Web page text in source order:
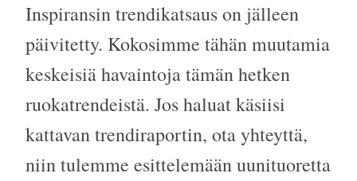
Inspiransin trendikatsaus on jälleen
päivitetty. Kokosimme tähän muutamia
keskeisiä havaintoja tämän hetken
ruokatrendeistä. Jos haluat käsiisi
kattavan trendiraportin, ota yhteyttä,
niin tulemme esittelemään uunituoretta